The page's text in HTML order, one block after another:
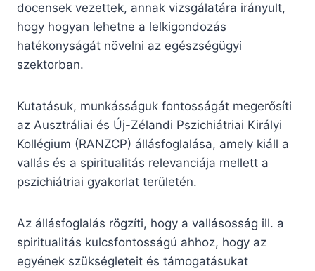
docensek vezettek, annak vizsgálatára irányult,
hogy hogyan lehetne a lelkigondozás
hatékonyságát növelni az egészségügyi
szektorban.
Kutatásuk, munkásságuk fontosságát megerősíti
az Ausztráliai és Új-Zélandi Pszichiátriai Királyi
Kollégium (RANZCP) állásfoglalása, amely kiáll a
vallás és a spiritualitás relevanciája mellett a
pszichiátriai gyakorlat területén.
Az állásfoglalás rögzíti, hogy a vallásosság ill. a
spiritualitás kulcsfontosságú ahhoz, hogy az
egyének szükségleteit és támogatásukat